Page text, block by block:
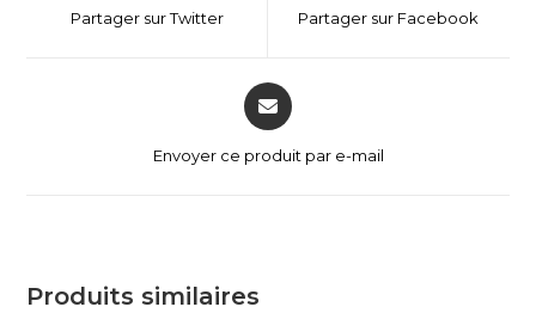
Partager sur Twitter Partager sur Facebook
Envoyer ce produit par e-mail
Produits similaires